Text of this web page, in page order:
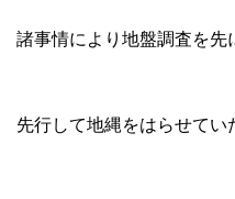
諸事情により地盤調査を先
先行して地縄をはらせてい